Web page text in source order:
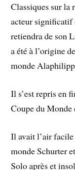
Classiques sur la
acteur significatif
retiendra de son
a été à l’origine
monde
Il s’est repris en
Coupe du
Il avait l’air facile
monde Schurter
Solo après et